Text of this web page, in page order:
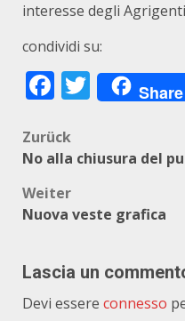
interesse degli
condividi su:
Facebook
Twitter
Share
Zurück
No alla chiusura del
Weiter
Nuova veste grafica
Lascia un
Devi essere connesso